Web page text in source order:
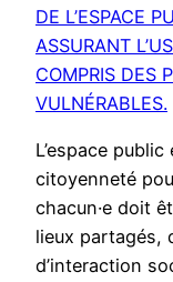
DE L’ESPACE
ASSURANT
COMPRIS DES
VULNÉRABLES.
L’espace
citoyenneté
chacun·e doit
lieux partagés,
d’interaction